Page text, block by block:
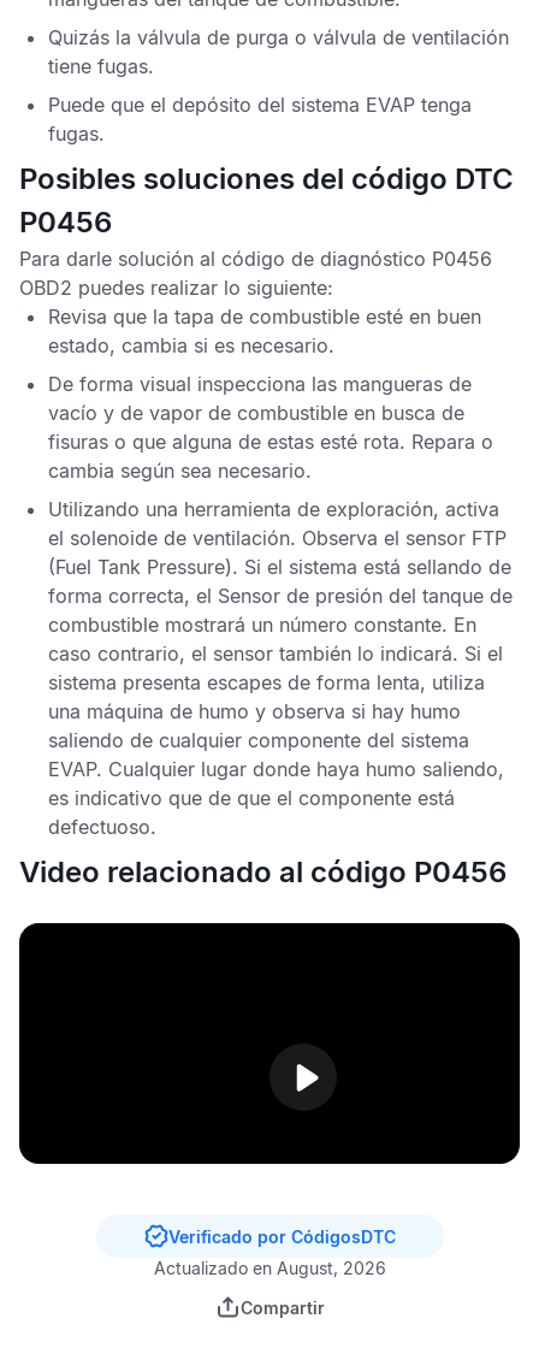
Quizás la válvula de purga o válvula de ventilación
tiene fugas.
Puede que el depósito del sistema EVAP tenga
fugas.
Posibles soluciones del código DTC
P0456
Para darle solución al código de diagnóstico P0456
OBD2 puedes realizar lo siguiente:
Revisa que la tapa de combustible esté en buen
estado, cambia si es necesario.
De forma visual inspecciona las mangueras de
vacío y de vapor de combustible en busca de
fisuras o que alguna de estas esté rota. Repara o
cambia según sea necesario.
Utilizando una herramienta de exploración, activa
el solenoide de ventilación. Observa el sensor FTP
(Fuel Tank Pressure). Si el sistema está sellando de
forma correcta, el Sensor de presión del tanque de
combustible mostrará un número constante. En
caso contrario, el sensor también lo indicará. Si el
sistema presenta escapes de forma lenta, utiliza
una máquina de humo y observa si hay humo
saliendo de cualquier componente del sistema
EVAP. Cualquier lugar donde haya humo saliendo,
es indicativo que de que el componente está
defectuoso.
Video relacionado al código P0456
Verificado por CódigosDTC
Actualizado en August, 2026
Compartir